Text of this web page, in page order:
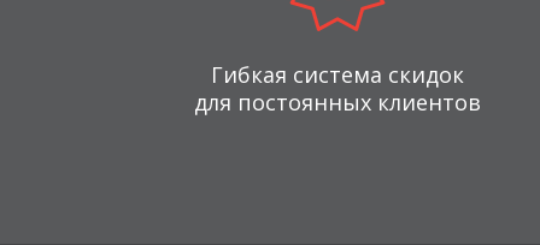
Гибкая система скидок
для постоянных клиентов